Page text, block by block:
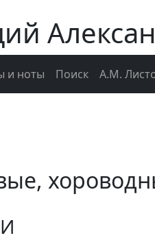
и ноты Поиск А.М.